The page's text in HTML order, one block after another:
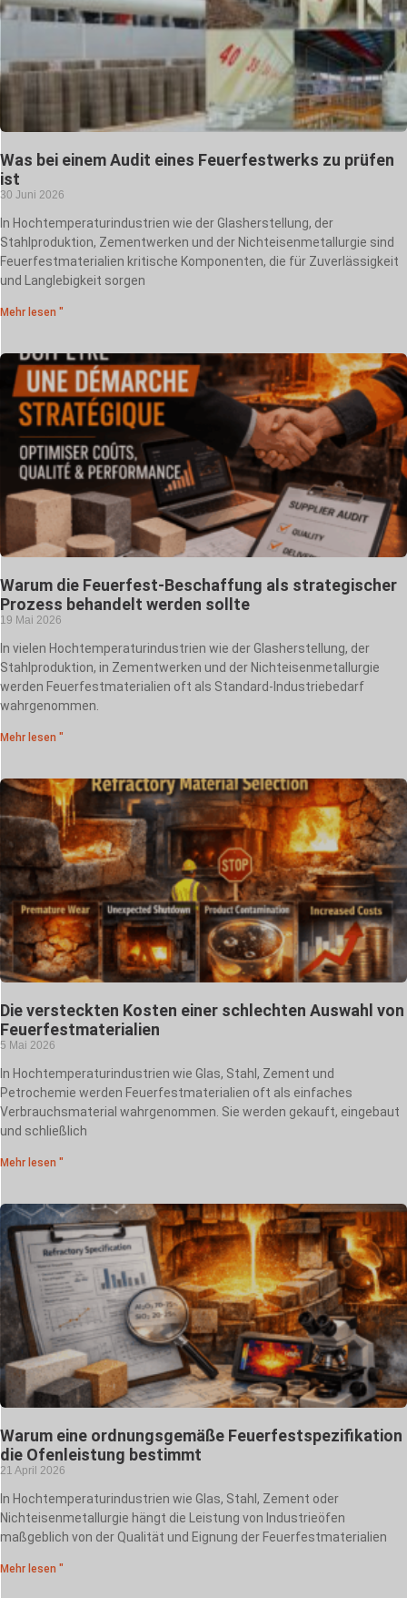
Was bei einem Audit eines Feuerfestwerks zu prüfen
ist
30 Juni 2026
In Hochtemperaturindustrien wie der Glasherstellung, der
Stahlproduktion, Zementwerken und der Nichteisenmetallurgie sind
Feuerfestmaterialien kritische Komponenten, die für Zuverlässigkeit
und Langlebigkeit sorgen
Mehr lesen "
Warum die Feuerfest-Beschaffung als strategischer
Prozess behandelt werden sollte
19 Mai 2026
In vielen Hochtemperaturindustrien wie der Glasherstellung, der
Stahlproduktion, in Zementwerken und der Nichteisenmetallurgie
werden Feuerfestmaterialien oft als Standard-Industriebedarf
wahrgenommen.
Mehr lesen "
Die versteckten Kosten einer schlechten Auswahl von
Feuerfestmaterialien
5 Mai 2026
In Hochtemperaturindustrien wie Glas, Stahl, Zement und
Petrochemie werden Feuerfestmaterialien oft als einfaches
Verbrauchsmaterial wahrgenommen. Sie werden gekauft, eingebaut
und schließlich
Mehr lesen "
Warum eine ordnungsgemäße Feuerfestspezifikation
die Ofenleistung bestimmt
21 April 2026
In Hochtemperaturindustrien wie Glas, Stahl, Zement oder
Nichteisenmetallurgie hängt die Leistung von Industrieöfen
maßgeblich von der Qualität und Eignung der Feuerfestmaterialien
Mehr lesen "